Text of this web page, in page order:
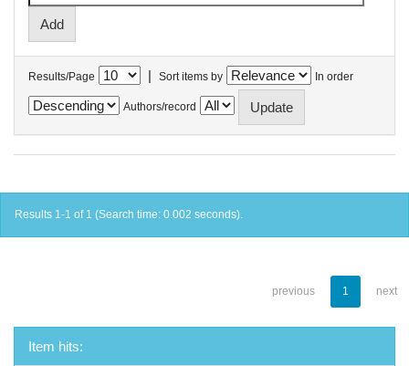
Results/Page | Sort items by In order
Authors/record
Results 1-1 of 1 (Search time: 0.002 seconds).
previous 1 next
Item hits: